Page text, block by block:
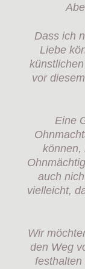
Dass ich
Liebe
vor
Eine
können,
auch
vielleicht,
Wir
den Weg